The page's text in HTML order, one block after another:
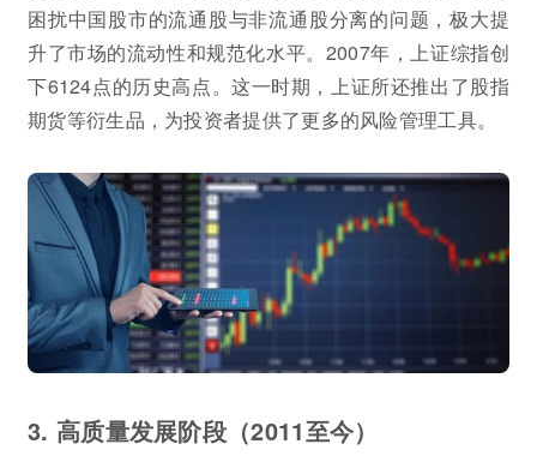
困扰中国股市的流通股与非流通股分离的问题，极大提
升了市场的流动性和规范化水平。2007年，上证综指创
下6124点的历史高点。这一时期，上证所还推出了股指
期货等衍生品，为投资者提供了更多的风险管理工具。
3. 高质量发展阶段（2011至今）